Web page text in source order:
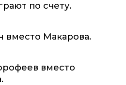
по счету.
вместо Макарова.
вместо